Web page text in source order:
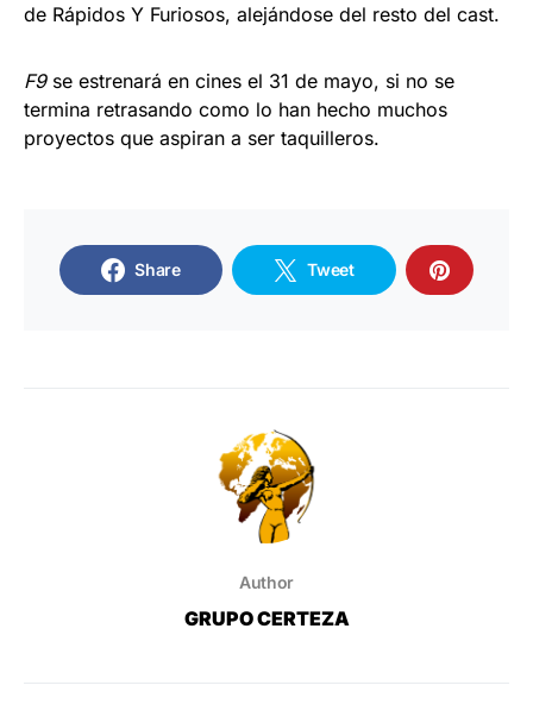
de Rápidos Y Furiosos, alejándose del resto del cast.
F9se estrenará en cines el 31 de mayo, si no se
termina retrasando como lo han hecho muchos
proyectos que aspiran a ser taquilleros.
Share Tweet
Author
GRUPO CERTEZA